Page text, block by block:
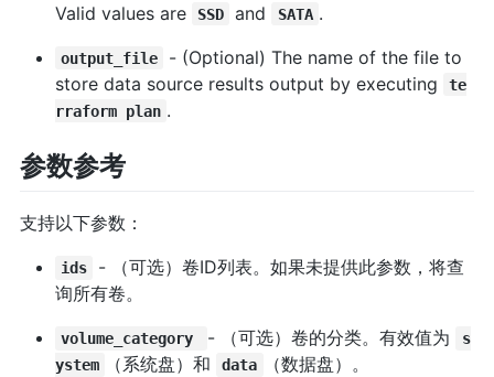
Valid values are
SSD and SATA .
output_file
- (Optional) The name of the file to
store data source results output by executing
te
rraform plan .
参数参考
支持以下参数：
ids
- （可选）卷ID列表。如果未提供此参数，将查
询所有卷。
volume_category - （可选）卷的分类。有效值为
s
ystem
（系统盘）和 data （数据盘）。